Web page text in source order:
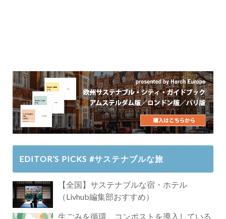
EDITOR’S PICKS #サステナブルな旅
【全国】サステナブルな宿・ホテル
（Livhub編集部おすすめ）
生ごみを循環。コンポストを導入している